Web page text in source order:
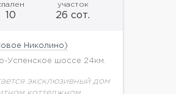
10
участок
26 сот.
Николино)
Успенское шоссе 24км.
эксклюзивный дом